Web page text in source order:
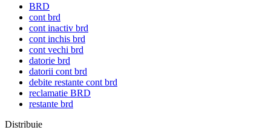
BRD
cont brd
cont inactiv brd
cont inchis brd
cont vechi brd
datorie brd
datorii cont brd
debite restante cont brd
reclamatie BRD
restante brd
Distribuie